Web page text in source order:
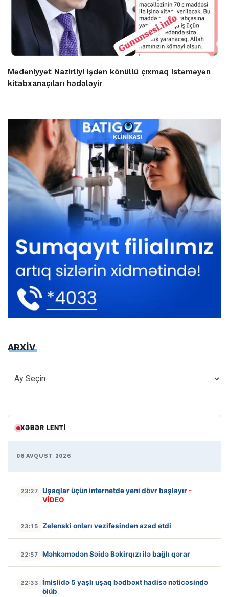
Mədəniyyət Nazirliyi işdən könüllü çıxmaq istəməyən
kitabxanaçıları hədələyir
ARXİV
ARXİV
XƏBƏR LENTI
06 AVQUST 2026
23:27 Uşaqlar üçün internetdə yeni dövr başlayır -
VİDEO
23:15 Zelenski onları vəzifəsindən azad etdi
22:57 Məhkəmədən Səidə Bəkirqızı ilə bağlı qərar
22:33
İmişlidə 5 yaşlı uşaq bədbəxt hadisə nəticəsində
ölüb